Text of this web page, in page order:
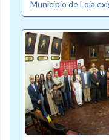
Municipio de Loja